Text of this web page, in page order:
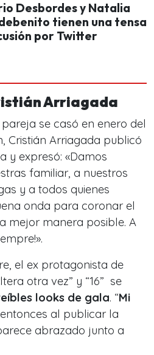
Desbordes y Natalia
tienen una tensa
por Twitter
Arriagada
se casó en enero del
Cristián Arriagada publicó
y expresó: «Damos
familiar, a nuestros
y a todos quienes
onda para coronar el
mejor manera posible. A
el ex protagonista de
otra vez” y “16” se
looks de gala. “Mi
entonces al publicar la
abrazado junto a